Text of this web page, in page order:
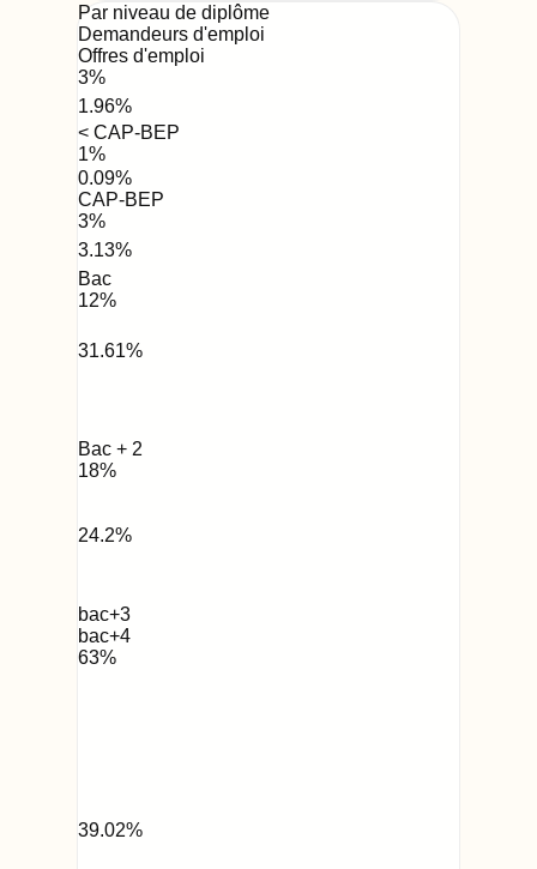
Par niveau de diplôme
Demandeurs d'emploi
Offres d'emploi
3%
1.96%
< CAP-BEP
1%
0.09%
CAP-BEP
3%
3.13%
Bac
12%
31.61%
Bac + 2
18%
24.2%
bac+3
bac+4
63%
39.02%